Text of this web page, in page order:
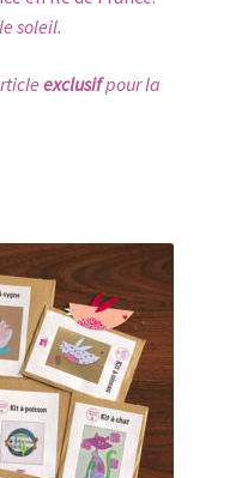
soleil.
exclusifpour la